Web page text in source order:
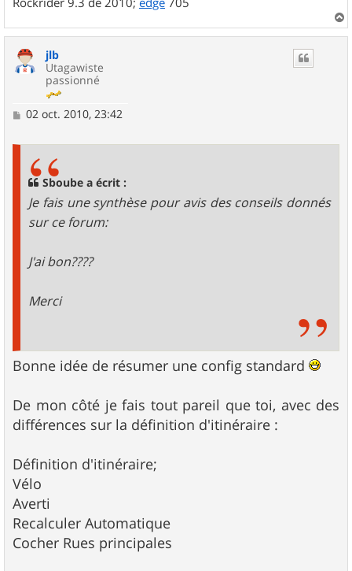
a
jlb
Utagawiste
passionné
M
02 oct. 2010, 23:42
Sboube a écrit :
Je fais une synthèse pour avis des conseils donnés
sur ce forum:
J'ai bon????
Merci
Bonne idée de résumer une config standard
De mon côté je fais tout pareil que toi, avec des
différences sur la définition d'itinéraire :
Définition d'itinéraire;
Vélo
Averti
Recalculer Automatique
Cocher Rues principales